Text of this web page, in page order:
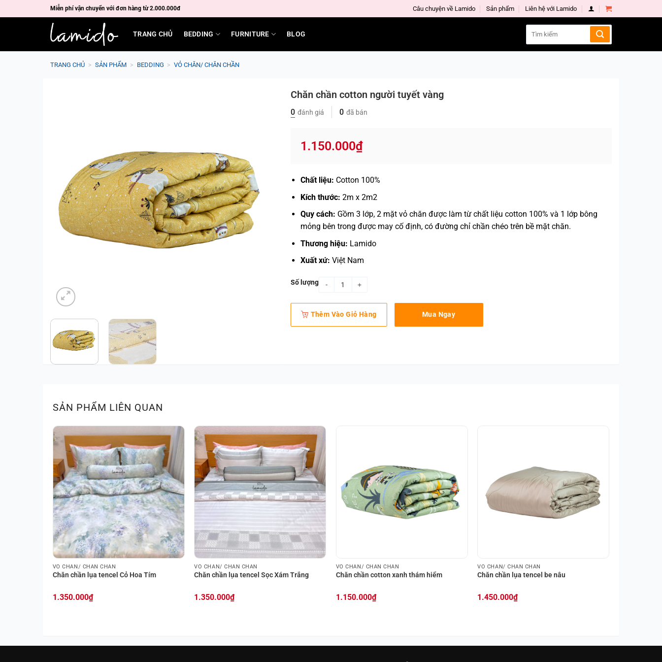
to
Miễn phí vận chuyển với đơn hàng từ 2.000.000đ Câu chuyện về Lamido Sản phẩm Liên hệ với Lamido
TRANG CHỦ BEDDING FURNITURE BLOG
for:
TRANG CHỦ > SẢN PHẨM > BEDDING > VỎ CHĂN/ CHĂN CHẦN
Chăn chần cotton người tuyết vàng
0 đánh giá 0 đã bán
1.150.000₫
Chất liệu: Cotton 100%
Kích thước: 2m x 2m2
Quy cách: Gồm 3 lớp, 2 mặt vỏ chăn được làm từ chất liệu cotton 100% và 1 lớp bông
mỏng bên trong được may cố định, có đường chỉ chần chéo trên bề mặt chăn.
Thương hiệu: Lamido
Xuất xứ: Việt Nam
Số lượng
Chăn chần cotton người tuyết vàng quantity
Thêm Vào Giỏ Hàng Mua Ngay
SẢN PHẨM LIÊN QUAN
VỎ CHĂN/ CHĂN CHẦN
Chăn chần lụa tencel Cỏ Hoa Tím
1.350.000₫
VỎ CHĂN/ CHĂN CHẦN
Chăn chần lụa tencel Sọc Xám Trắng
1.350.000₫
VỎ CHĂN/ CHĂN CHẦN
Chăn chần cotton xanh thám hiểm
1.150.000₫
VỎ CHĂN/ CHĂN CHẦN
Chăn chần lụa tencel be nâu
1.450.000₫